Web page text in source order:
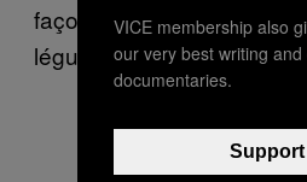
façon dont vous les
légume, je ne parle même
VICE membership also
our very best writing
documentaries.
Support